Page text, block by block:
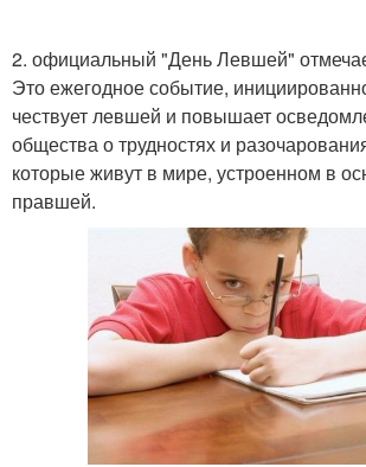
2. официальный "День Левшей"
Это ежегодное событие,
чествует левшей и повышает
общества о трудностях и
которые живут в мире, устроенном в
правшей.